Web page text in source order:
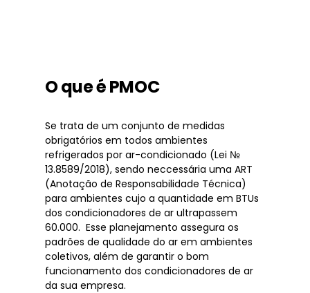
O que é PMOC
Se trata de um conjunto de medidas
obrigatórios em todos ambientes
refrigerados por ar-condicionado (Lei №
13.8589/2018), sendo neccessária uma ART
(Anotação de Responsabilidade Técnica)
para ambientes cujo a quantidade em BTUs
dos condicionadores de ar ultrapassem
60.000. Esse planejamento assegura os
padrões de qualidade do ar em ambientes
coletivos, além de garantir o bom
funcionamento dos condicionadores de ar
da sua empresa.